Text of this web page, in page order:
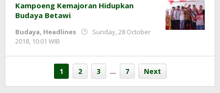
Kampoeng Kemajoran Hidupkan
Budaya Betawi
Budaya, Headlines
Sunday, 28 October
2018, 10:01 WIB
Prawiranegara
1 2 3 … 7 Next